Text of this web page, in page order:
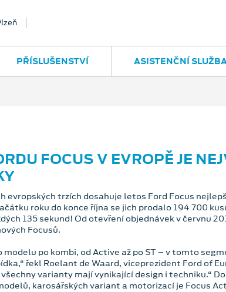
PŘÍSLUŠENSTVÍ ASISTENČNÍ
FOCUS V EVROPĚ JE
evropských trzích dosahuje letos Ford Focus
roku do konce října se jich prodalo 194 700
135 sekund! Od otevření objednávek v červnu
Focusů.
modelu po kombi, od Active až po ST – v tomto
řekl Roelant de Waard, viceprezident Ford of
všechny varianty mají vynikající design i techniku.“
karosářských variant a motorizací je Focus